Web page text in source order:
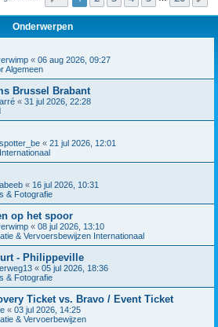
Onderwerpen
« 06 aug 2026, 09:27
Algemeen
Brussel Brabant
« 31 jul 2026, 22:28
« 21 jul 2026, 12:01
« 16 jul 2026, 10:31
& Fotografie
op het spoor
« 08 jul 2026, 13:10
& Vervoersbewijzen Internationaal
- Philippeville
« 05 jul 2026, 18:36
& Fotografie
Ticket vs. Bravo / Event Ticket
« 03 jul 2026, 14:25
& Vervoerbewijzen